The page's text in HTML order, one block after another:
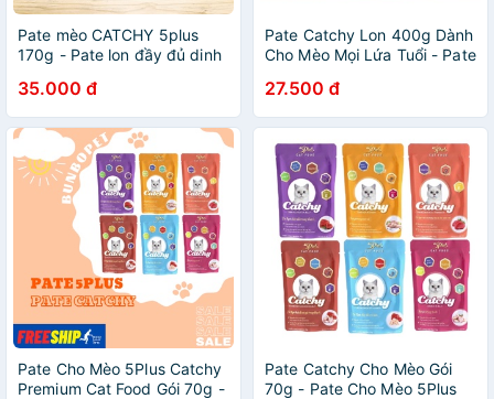
Pate mèo CATCHY 5plus
170g - Pate lon đầy đủ dinh
35.000 đ
Pate Catchy Lon 400g Dành
Cho Mèo Mọi Lứa Tuổi - Pate
27.500 đ
Pate Cho Mèo 5Plus Catchy
Premium Cat Food Gói 70g -
Pate Catchy Cho Mèo Gói
70g - Pate Cho Mèo 5Plus